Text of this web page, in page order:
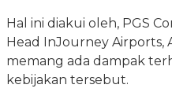
Hal ini diakui oleh, PGS
Head InJourney Airports,
memang ada dampak
kebijakan tersebut.